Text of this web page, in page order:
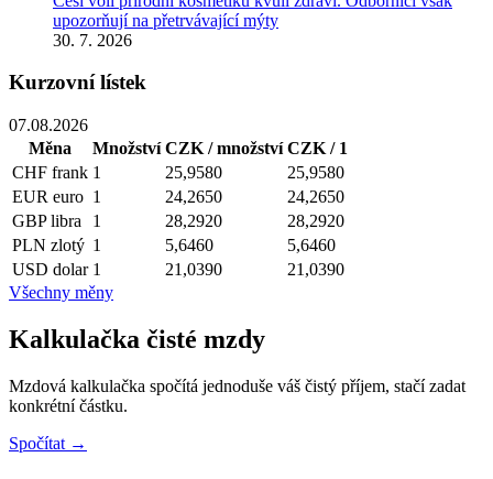
upozorňují na přetrvávající mýty
30. 7. 2026
Kurzovní lístek
07.08.2026
Měna
Množství CZK / množství CZK / 1
CHF frank 1 25,9580
25,9580
EUR euro 1 24,2650
24,2650
GBP libra 1 28,2920
28,2920
PLN zlotý 1 5,6460
5,6460
USD dolar 1 21,0390
21,0390
Všechny měny
Kalkulačka čisté mzdy
Mzdová kalkulačka spočítá jednoduše váš čistý příjem, stačí zadat
konkrétní částku.
Spočítat →